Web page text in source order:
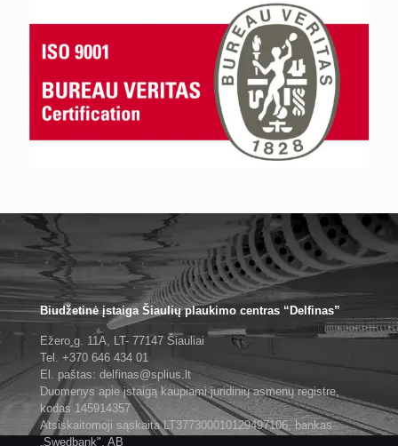
Biudžetinė įstaiga Šiaulių plaukimo centras “Delfinas”
Ežero g. 11A, LT- 77147 Šiauliai
Tel. +370 646 434 01
El. paštas: delfinas@splius.lt
Duomenys apie įstaigą kaupiami juridinių asmenų registre,
kodas 145914357
Atsiskaitomoji sąskaita LT377300010129497106, bankas
„Swedbank", AB